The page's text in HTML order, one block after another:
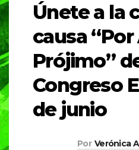
Únete a la
causa
Prójimo”
Congreso
de junio
Por Verónica